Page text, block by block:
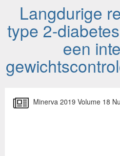
Langdurige
type 2-
een
Minerva 2019 Volume 18